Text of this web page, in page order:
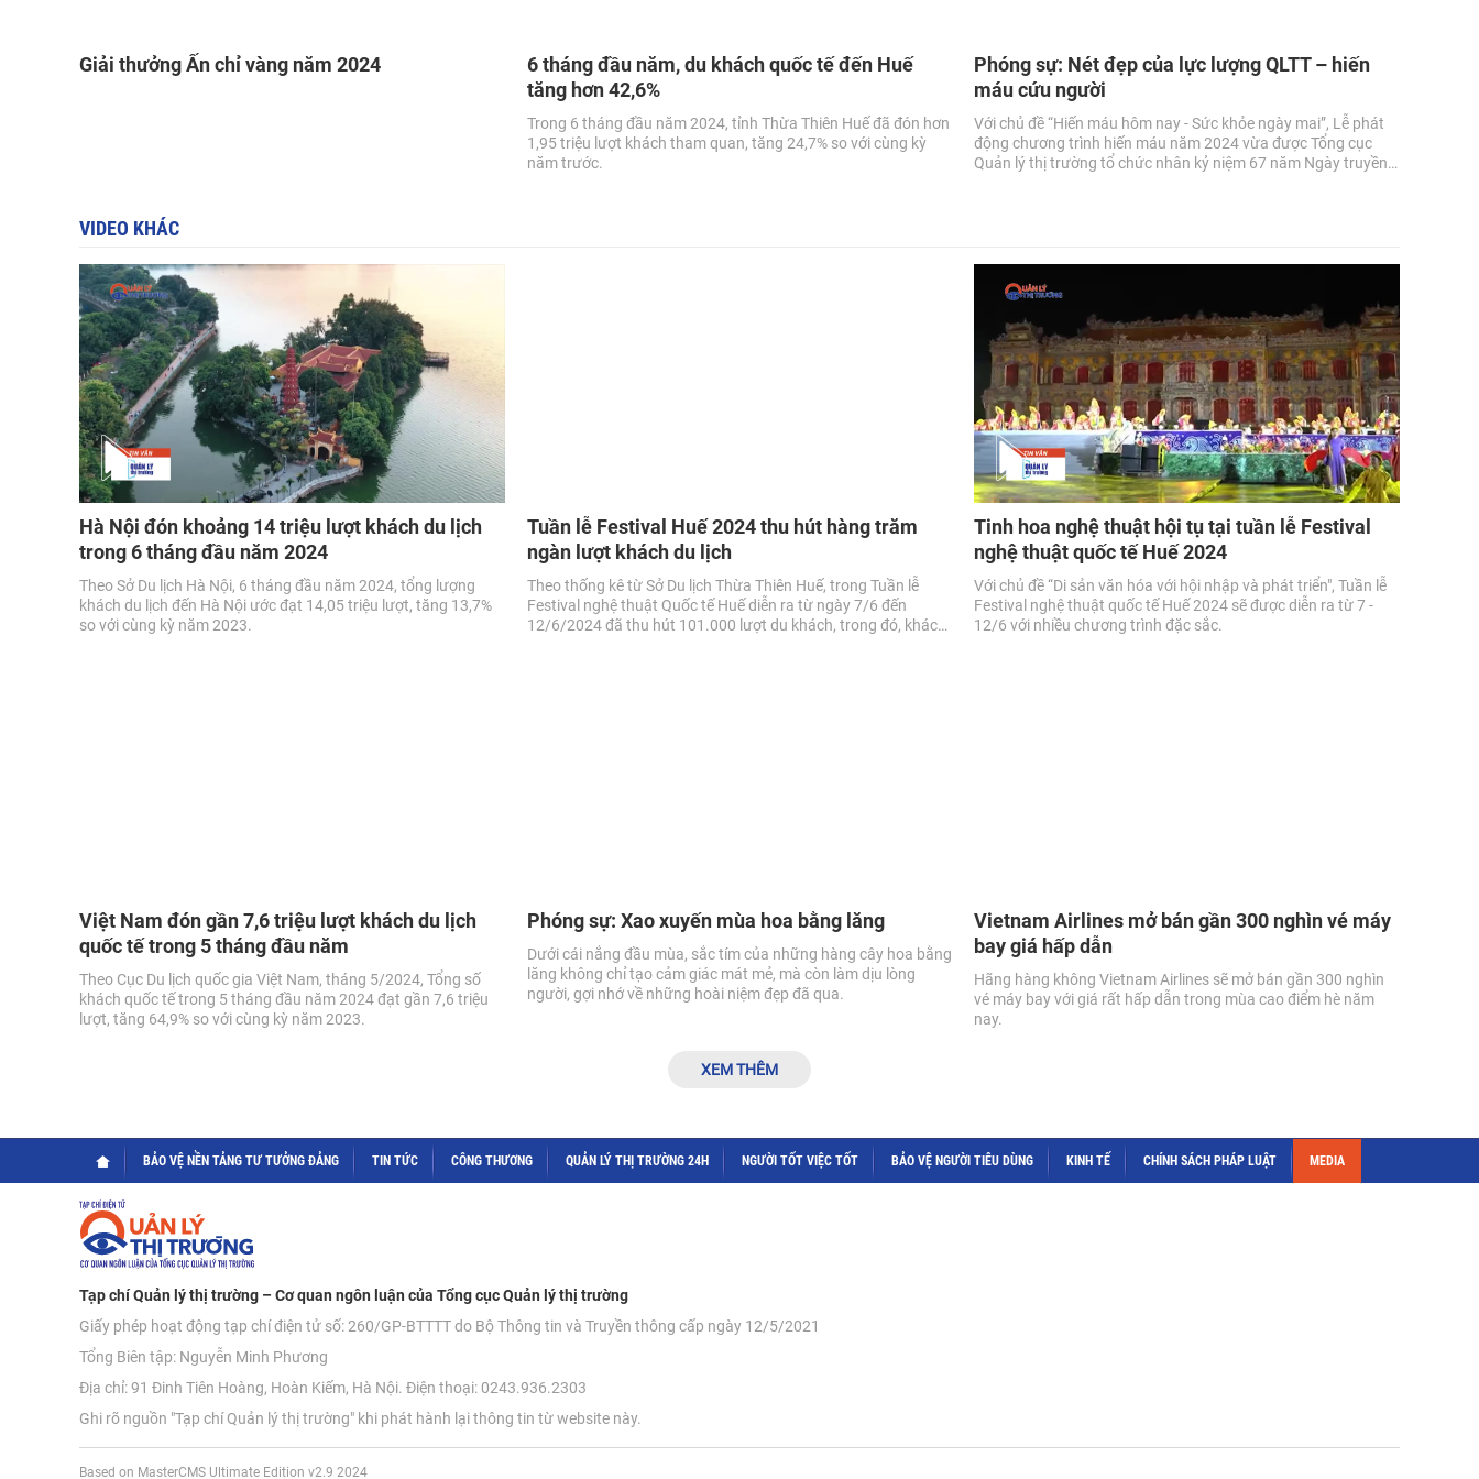
Giải thưởng Ấn chỉ vàng năm 2024
6 tháng đầu năm, du khách quốc tế đến Huế
tăng hơn 42,6%
Trong 6 tháng đầu năm 2024, tỉnh Thừa Thiên Huế đã đón hơn
1,95 triệu lượt khách tham quan, tăng 24,7% so với cùng kỳ
năm trước.
Phóng sự: Nét đẹp của lực lượng QLTT – hiến
máu cứu người
Với chủ đề “Hiến máu hôm nay - Sức khỏe ngày mai”, Lễ phát
động chương trình hiến máu năm 2024 vừa được Tổng cục
Quản lý thị trường tổ chức nhân kỷ niệm 67 năm Ngày truyền
VIDEO KHÁC
Hà Nội đón khoảng 14 triệu lượt khách du lịch
trong 6 tháng đầu năm 2024
Theo Sở Du lịch Hà Nội, 6 tháng đầu năm 2024, tổng lượng
khách du lịch đến Hà Nội ước đạt 14,05 triệu lượt, tăng 13,7%
so với cùng kỳ năm 2023.
Tuần lễ Festival Huế 2024 thu hút hàng trăm
ngàn lượt khách du lịch
Theo thống kê từ Sở Du lịch Thừa Thiên Huế, trong Tuần lễ
Festival nghệ thuật Quốc tế Huế diễn ra từ ngày 7/6 đến
12/6/2024 đã thu hút 101.000 lượt du khách, trong đó, khách
Tinh hoa nghệ thuật hội tụ tại tuần lễ Festival
nghệ thuật quốc tế Huế 2024
Với chủ đề “Di sản văn hóa với hội nhập và phát triển", Tuần lễ
Festival nghệ thuật quốc tế Huế 2024 sẽ được diễn ra từ 7 -
12/6 với nhiều chương trình đặc sắc.
Việt Nam đón gần 7,6 triệu lượt khách du lịch
quốc tế trong 5 tháng đầu năm
Theo Cục Du lịch quốc gia Việt Nam, tháng 5/2024, Tổng số
khách quốc tế trong 5 tháng đầu năm 2024 đạt gần 7,6 triệu
lượt, tăng 64,9% so với cùng kỳ năm 2023.
Phóng sự: Xao xuyến mùa hoa bằng lăng
Dưới cái nắng đầu mùa, sắc tím của những hàng cây hoa bằng
lăng không chỉ tạo cảm giác mát mẻ, mà còn làm dịu lòng
người, gợi nhớ về những hoài niệm đẹp đã qua.
Vietnam Airlines mở bán gần 300 nghìn vé máy
bay giá hấp dẫn
Hãng hàng không Vietnam Airlines sẽ mở bán gần 300 nghìn
vé máy bay với giá rất hấp dẫn trong mùa cao điểm hè năm
nay.
XEM THÊM
BẢO VỆ NỀN TẢNG TƯ TƯỞNG ĐẢNG TIN TỨC CÔNG THƯƠNG QUẢN LÝ THỊ TRƯỜNG 24H NGƯỜI TỐT VIỆC TỐT BẢO VỆ NGƯỜI TIÊU DÙNG KINH TẾ CHÍNH SÁCH PHÁP LUẬT MEDIA
Tạp chí Quản lý thị trường – Cơ quan ngôn luận của Tổng cục Quản lý thị trường
Giấy phép hoạt động tạp chí điện tử số: 260/GP-BTTTT do Bộ Thông tin và Truyền thông cấp ngày 12/5/2021
Tổng Biên tập: Nguyễn Minh Phương
Địa chỉ: 91 Đinh Tiên Hoàng, Hoàn Kiếm, Hà Nội. Điện thoại: 0243.936.2303
Ghi rõ nguồn "Tạp chí Quản lý thị trường" khi phát hành lại thông tin từ website này.
Based on MasterCMS Ultimate Edition v2.9 2024